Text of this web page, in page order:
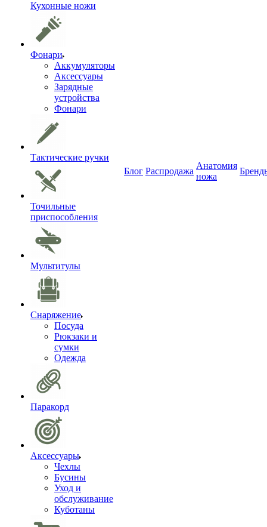
Кухонные ножи
Фонари
Аккумуляторы
Аксессуары
Зарядные
устройства
Фонари
Тактические ручки
Точильные
приспособления
Мультитулы
Снаряжение
Посуда
Рюкзаки и
сумки
Одежда
Паракорд
Аксессуары
Чехлы
Бусины
Уход и
обслуживание
Куботаны
Блог Распродажа
Анатомия
ножа